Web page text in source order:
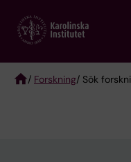
main
/ Forskning/ Sök